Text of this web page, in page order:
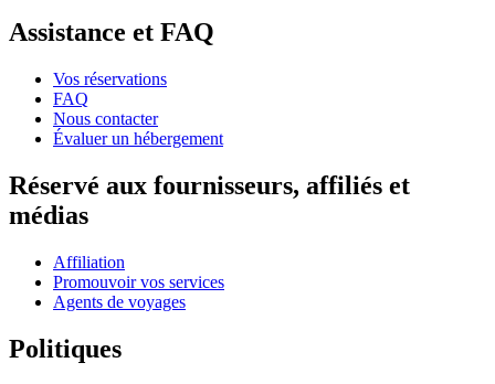
Assistance et FAQ
Vos réservations
FAQ
Nous contacter
Évaluer un hébergement
Réservé aux fournisseurs, affiliés et
médias
Affiliation
Promouvoir vos services
Agents de voyages
Politiques